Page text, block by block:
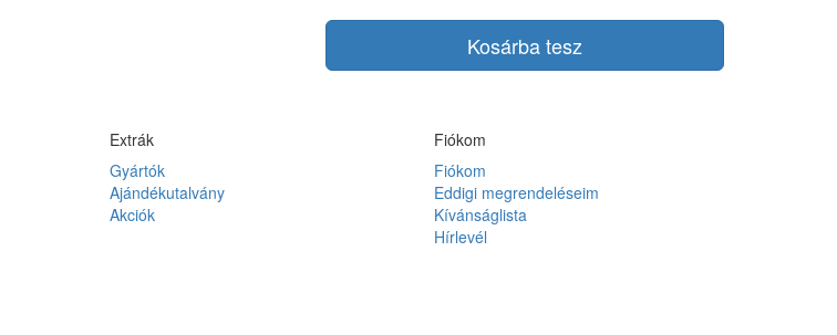
Kosárba tesz
Extrák
Gyártók
Ajándékutalvány
Akciók
Fiókom
Fiókom
Eddigi megrendeléseim
Kívánságlista
Hírlevél